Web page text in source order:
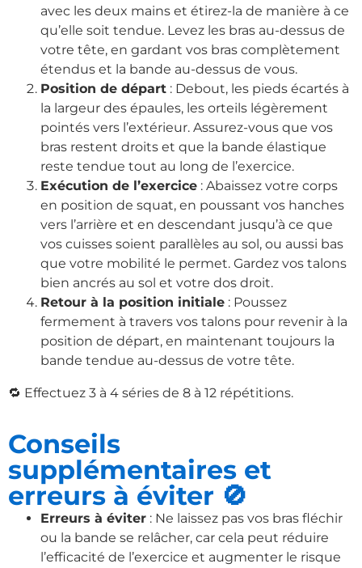
avec les deux mains et étirez-la de manière à ce
qu’elle soit tendue. Levez les bras au-dessus de
votre tête, en gardant vos bras complètement
étendus et la bande au-dessus de vous.
Position de départ : Debout, les pieds écartés à
la largeur des épaules, les orteils légèrement
pointés vers l’extérieur. Assurez-vous que vos
bras restent droits et que la bande élastique
reste tendue tout au long de l’exercice.
Exécution de l’exercice : Abaissez votre corps
en position de squat, en poussant vos hanches
vers l’arrière et en descendant jusqu’à ce que
vos cuisses soient parallèles au sol, ou aussi bas
que votre mobilité le permet. Gardez vos talons
bien ancrés au sol et votre dos droit.
Retour à la position initiale : Poussez
fermement à travers vos talons pour revenir à la
position de départ, en maintenant toujours la
bande tendue au-dessus de votre tête.
🔁 Effectuez 3 à 4 séries de 8 à 12 répétitions.
Conseils
supplémentaires et
erreurs à éviter 🚫
Erreurs à éviter : Ne laissez pas vos bras fléchir
ou la bande se relâcher, car cela peut réduire
l’efficacité de l’exercice et augmenter le risque